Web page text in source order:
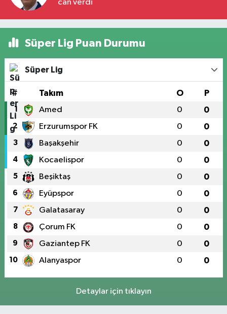
can verdi
Süper Lig Puan Durumu
Süper Lig
# Takım O P
1 Amed 0 0
2 Erzurumspor FK 0 0
3 Başakşehir 0 0
4 Kocaelispor 0 0
5 Beşiktaş 0 0
6 Eyüpspor 0 0
7 Galatasaray 0 0
8 Çorum FK 0 0
9 Gaziantep FK 0 0
10 Alanyaspor 0 0
Detaylar için tıklayın